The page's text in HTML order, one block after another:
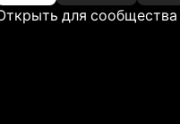
для сообщества